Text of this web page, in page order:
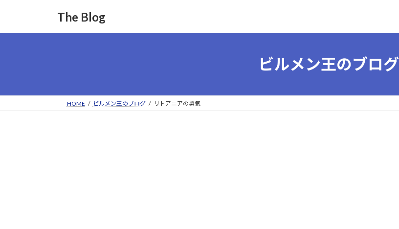
The Blog
ビルメン王のブログ
HOME ビルメン王のブログ リトアニアの勇気